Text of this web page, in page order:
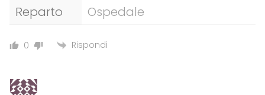
Reparto
Ospedale
0 Rispondi